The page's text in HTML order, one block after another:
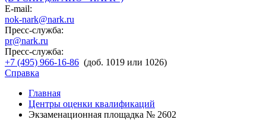
E-mail:
nok-nark@nark.ru
Пресс-служба:
pr@nark.ru
Пресс-служба:
+7 (495) 966-16-86 (доб. 1019 или 1026)
Справка
Главная
Центры оценки квалификаций
Экзаменационная площадка № 2602